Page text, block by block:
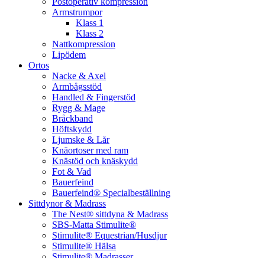
Armstrumpor
Klass 1
Klass 2
Nattkompression
Lipödem
Ortos
Nacke & Axel
Armbågsstöd
Handled & Fingerstöd
Rygg & Mage
Bråckband
Höftskydd
Ljumske & Lår
Knäortoser med ram
Knästöd och knäskydd
Fot & Vad
Bauerfeind
Bauerfeind® Specialbeställning
Sittdynor & Madrass
The Nest® sittdyna & Madrass
SBS-Matta Stimulite®
Stimulite® Equestrian/Husdjur
Stimulite® Hälsa